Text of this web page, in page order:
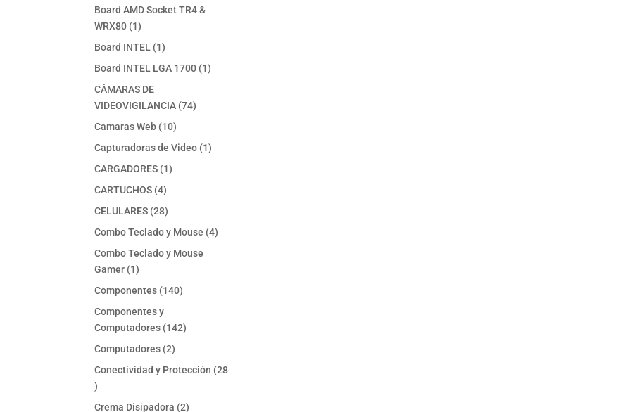
Board AMD Socket TR4 &
WRX80 11
producto
Board INTEL 11
producto
Board INTEL LGA 1700 11
CÁMARAS DE
VIDEOVIGILANCIA 7474
Camaras Web 1010
productos
Capturadoras de Video 11
CARGADORES 11
CARTUCHOS 44
productos
CELULARES 2828
productos
Combo Teclado y Mouse 44
Combo Teclado y Mouse
Gamer 11
producto
Componentes 140140
Componentes y
Computadores 142142
Computadores 22
productos
Conectividad y Protección 28
28
productos
Crema Disipadora 22